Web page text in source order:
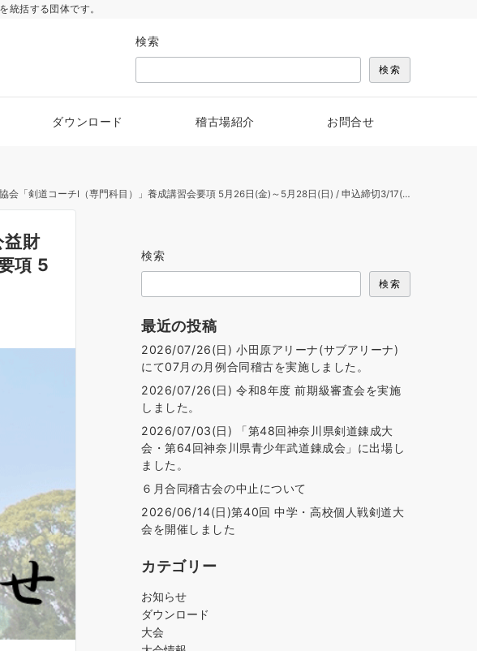
統括する団体です。
検索
検索
ダウンロード 稽古場紹介 お問合せ
コーチⅠ（専門科目）」養成講習会要項 5月26日(金)～5月28日(日) / 申込締切3/17(金)のお知らせ
益財
項 5
検索
検索
最近の投稿
2026/07/26(日) 小田原アリーナ(サブアリーナ)
にて07月の月例合同稽古を実施しました。
2026/07/26(日) 令和8年度 前期級審査会を実施
しました。
2026/07/03(日) 「第48回神奈川県剣道錬成大
会・第64回神奈川県青少年武道錬成会」に出場し
ました。
６月合同稽古会の中止について
2026/06/14(日)第40回 中学・高校個人戦剣道大
会を開催しました
カテゴリー
お知らせ
ダウンロード
大会